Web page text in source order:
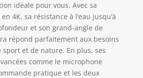
idéale pour vous. Avec sa
4K, sa résistance à l’eau jusqu’à
et son grand-angle de
répond parfaitement aux besoins
sport et de nature. En plus, ses
comme le microphone
pratique et les deux